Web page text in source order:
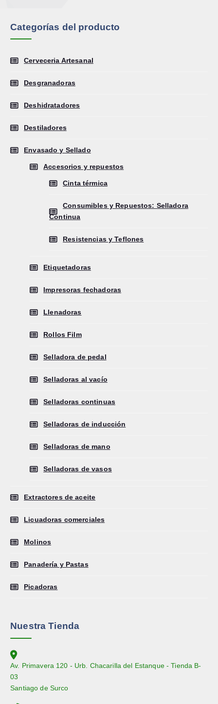
Categorías del producto
Cerveceria Artesanal
Desgranadoras
Deshidratadores
Destiladores
Envasado y Sellado
Accesorios y repuestos
Cinta térmica
Consumibles y Repuestos: Selladora
Continua
Resistencias y Teflones
Etiquetadoras
Impresoras fechadoras
Llenadoras
Rollos Film
Selladora de pedal
Selladoras al vacío
Selladoras continuas
Selladoras de inducción
Selladoras de mano
Selladoras de vasos
Extractores de aceite
Licuadoras comerciales
Molinos
Panadería y Pastas
Picadoras
Nuestra Tienda
Av. Primavera 120 - Urb. Chacarilla del Estanque - Tienda B-
03
Santiago de Surco